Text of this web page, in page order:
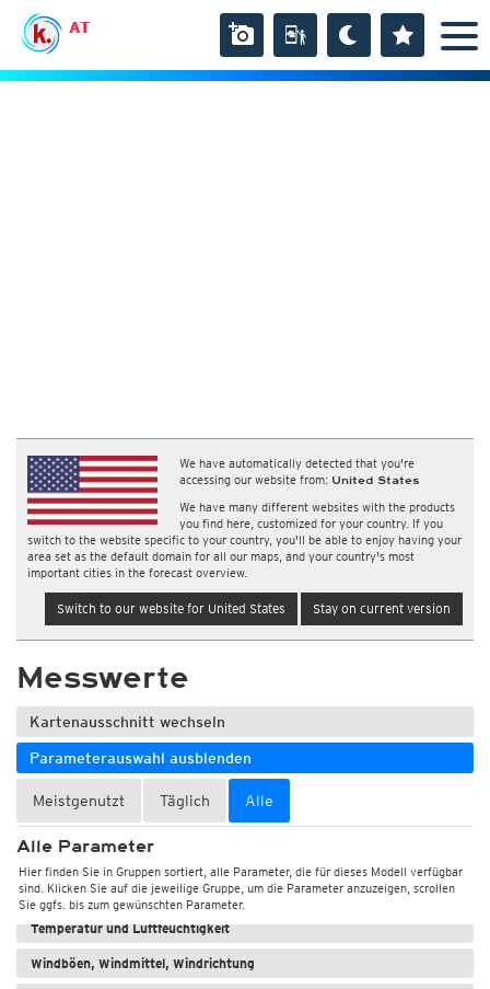
AT
We have automatically detected that you're
accessing our website from: United States
We have many different websites with the products
you find here, customized for your country. If you
switch to the website specific to your country, you'll be able to enjoy having your
area set as the default domain for all our maps, and your country's most
important cities in the forecast overview.
Switch to our website for United States Stay on current version
Messwerte
Kartenausschnitt wechseln
Parameterauswahl ausblenden
Meistgenutzt Täglich Alle
Alle Parameter
Hier finden Sie in Gruppen sortiert, alle Parameter, die für dieses Modell verfügbar
sind. Klicken Sie auf die jeweilige Gruppe, um die Parameter anzuzeigen, scrollen
Sie ggfs. bis zum gewünschten Parameter.
Wetter, Luftdruck
Temperatur und Luftfeuchtigkeit
Windböen, Windmittel, Windrichtung